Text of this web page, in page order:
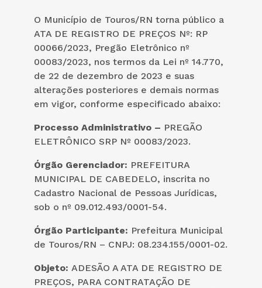
O Município de Touros/RN torna público a
ATA DE REGISTRO DE PREÇOS Nº: RP
00066/2023, Pregão Eletrônico nº
00083/2023, nos termos da Lei nº 14.770,
de 22 de dezembro de 2023 e suas
alterações posteriores e demais normas
em vigor, conforme especificado abaixo:
Processo Administrativo – PREGÃO
ELETRÔNICO SRP Nº 00083/2023.
Órgão Gerenciador: PREFEITURA
MUNICIPAL DE CABEDELO, inscrita no
Cadastro Nacional de Pessoas Jurídicas,
sob o nº 09.012.493/0001-54.
Órgão Participante: Prefeitura Municipal
de Touros/RN – CNPJ: 08.234.155/0001-02.
Objeto: ADESÃO A ATA DE REGISTRO DE
PREÇOS, PARA CONTRATAÇÃO DE